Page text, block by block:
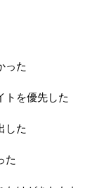
った
トを優先した
した
た